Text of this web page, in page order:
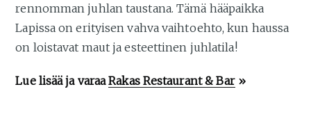
rennomman juhlan taustana. Tämä hääpaikka
Lapissa on erityisen vahva vaihtoehto, kun haussa
on loistavat maut ja esteettinen juhlatila!
Lue lisää ja varaaRakas Restaurant & Bar»